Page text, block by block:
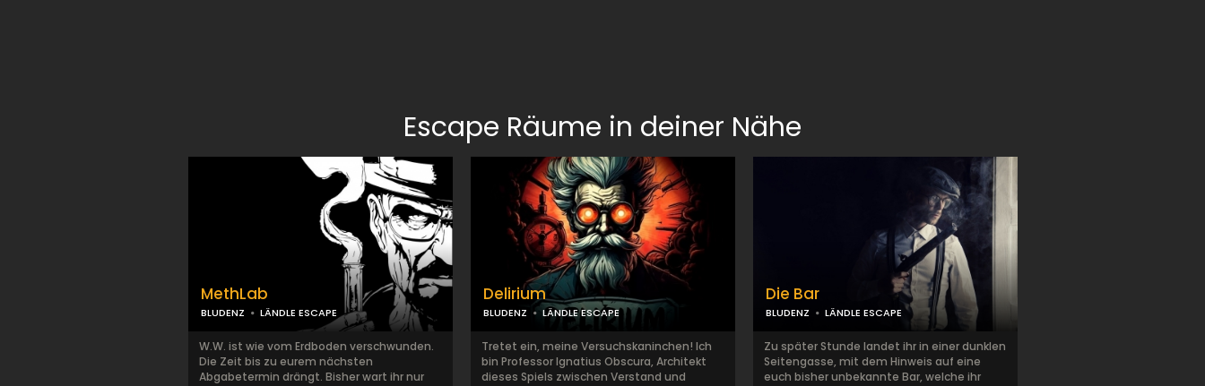
Escape Räume in deiner Nähe
MethLab
BLUDENZ LÄNDLE ESCAPE
W.W. ist wie vom Erdboden verschwunden.
Die Zeit bis zu eurem nächsten
Abgabetermin drängt. Bisher wart ihr nur
Delirium
BLUDENZ LÄNDLE ESCAPE
Tretet ein, meine Versuchskaninchen! Ich
bin Professor Ignatius Obscura, Architekt
dieses Spiels zwischen Verstand und
Die Bar
BLUDENZ LÄNDLE ESCAPE
Zu später Stunde landet ihr in einer dunklen
Seitengasse, mit dem Hinweis auf eine
euch bisher unbekannte Bar, welche ihr